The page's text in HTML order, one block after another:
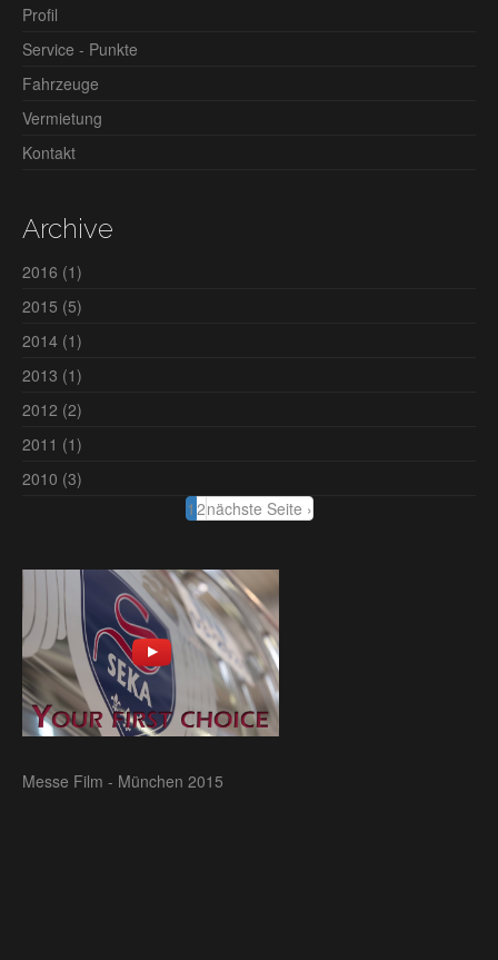
Profil
Service - Punkte
Fahrzeuge
Vermietung
Kontakt
Archive
2016 (1)
2015 (5)
2014 (1)
2013 (1)
2012 (2)
2011 (1)
2010 (3)
1 2nächste Seite ›
Messe Film - München 2015